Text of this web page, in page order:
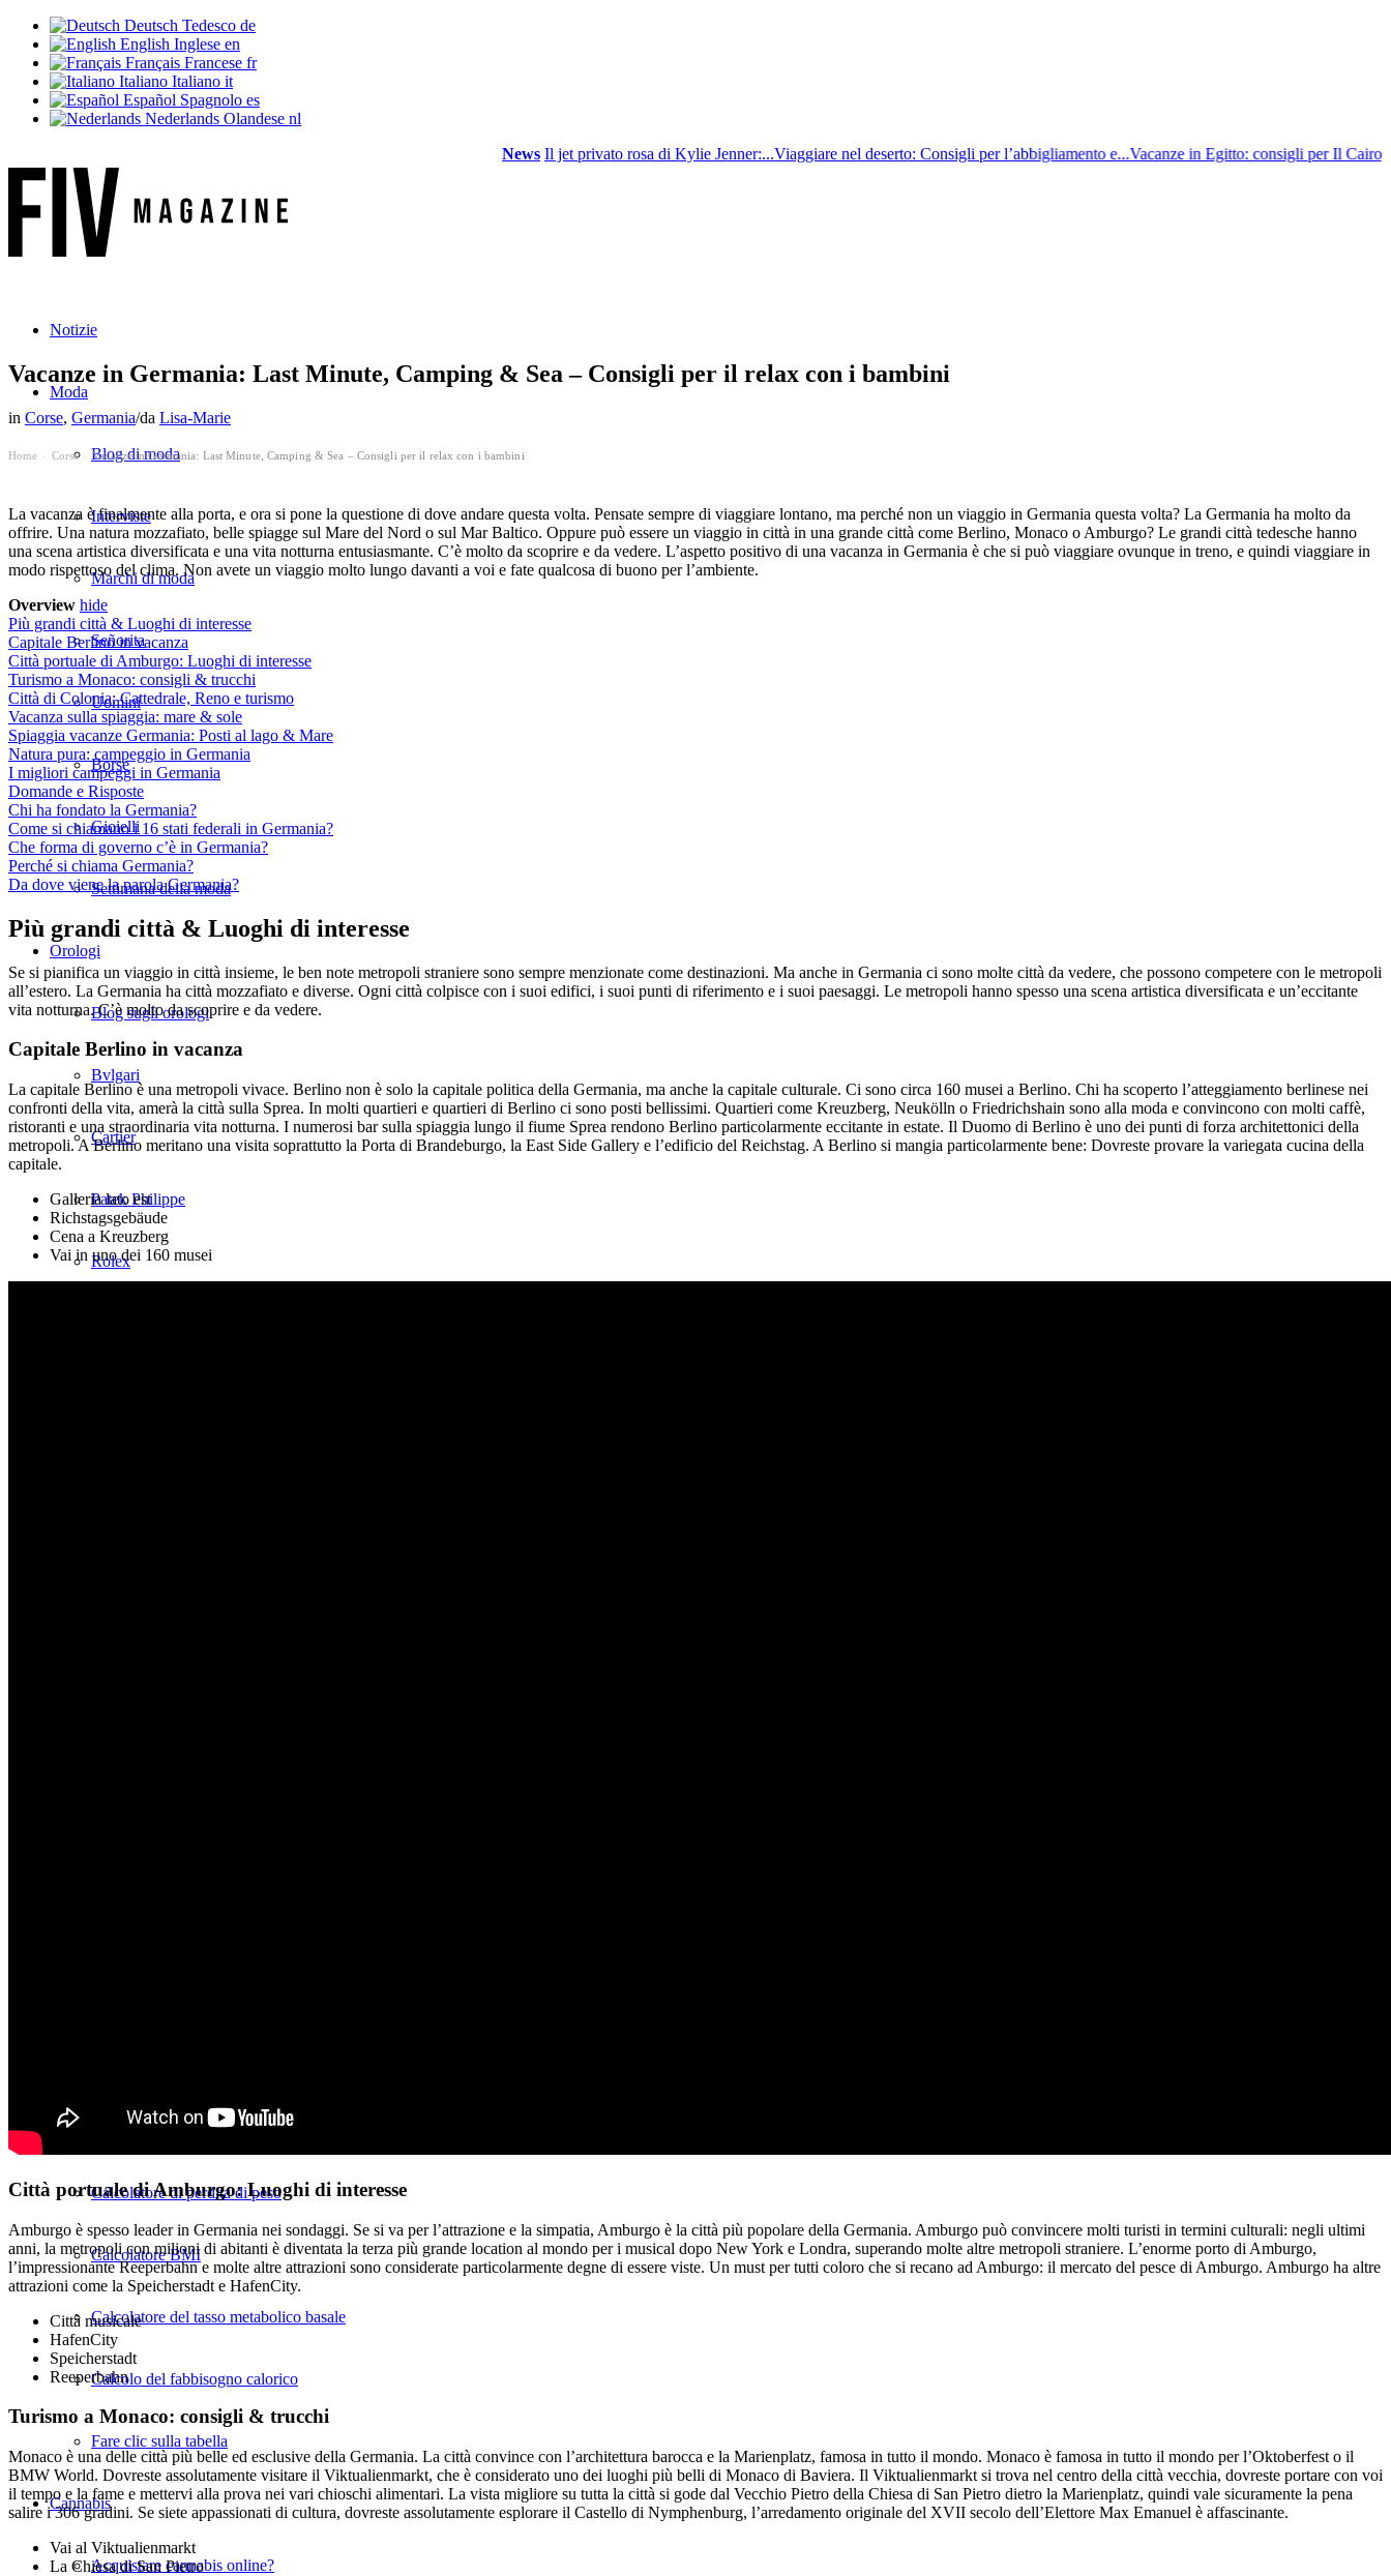
Deutsch Tedesco de
English Inglese en
Français Francese fr
Italiano Italiano it
Español Spagnolo es
Nederlands Olandese nl
News Il jet privato rosa di Kylie Jenner:...Viaggiare nel deserto: Consigli per l’abbigliamento e...Vacanze in Egitto: consigli per Il Cairo,...In
Notizie
Moda
Blog di moda
Interviste
Marchi di moda
Señorita
Uomini
Borse
Gioielli
Settimana della moda
Orologi
Blog sugli orologi
Bvlgari
Cartier
Patek Philippe
Rolex
Siringhe dimagranti
Calcolatore di perdita di peso
Calcolatore BMI
Calcolatore del tasso metabolico basale
Calcolo del fabbisogno calorico
Fare clic sulla tabella
Cannabis
Acquistare cannabis online?
Vacanze in Germania: Last Minute, Camping & Sea – Consigli per il relax con i bambini
in Corse, Germania/da Lisa-Marie
Home Corse Vacanze in Germania: Last Minute, Camping & Sea – Consigli per il relax con i bambini
La vacanza è finalmente alla porta, e ora si pone la questione di dove andare questa volta. Pensate sempre di viaggiare lontano, ma perché non un viaggio in Germania questa volta? La Germania ha molto da
offrire. Una natura mozzafiato, belle spiagge sul Mare del Nord o sul Mar Baltico. Oppure può essere un viaggio in città in una grande città come Berlino, Monaco o Amburgo? Le grandi città tedesche hanno
una scena artistica diversificata e una vita notturna entusiasmante. C’è molto da scoprire e da vedere. L’aspetto positivo di una vacanza in Germania è che si può viaggiare ovunque in treno, e quindi viaggiare in
modo rispettoso del clima. Non avete un viaggio molto lungo davanti a voi e fate qualcosa di buono per l’ambiente.
Overview hide
Più grandi città & Luoghi di interesse
Capitale Berlino in vacanza
Città portuale di Amburgo: Luoghi di interesse
Turismo a Monaco: consigli & trucchi
Città di Colonia: Cattedrale, Reno e turismo
Vacanza sulla spiaggia: mare & sole
Spiaggia vacanze Germania: Posti al lago & Mare
Natura pura: campeggio in Germania
I migliori campeggi in Germania
Domande e Risposte
Chi ha fondato la Germania?
Come si chiamano i 16 stati federali in Germania?
Che forma di governo c’è in Germania?
Perché si chiama Germania?
Da dove viene la parola Germania?
Più grandi città & Luoghi di interesse
Se si pianifica un viaggio in città insieme, le ben note metropoli straniere sono sempre menzionate come destinazioni. Ma anche in Germania ci sono molte città da vedere, che possono competere con le metropoli
all’estero. La Germania ha città mozzafiato e diverse. Ogni città colpisce con i suoi edifici, i suoi punti di riferimento e i suoi paesaggi. Le metropoli hanno spesso una scena artistica diversificata e un’eccitante
vita notturna. C’è molto da scoprire e da vedere.
Capitale Berlino in vacanza
La capitale Berlino è una metropoli vivace. Berlino non è solo la capitale politica della Germania, ma anche la capitale culturale. Ci sono circa 160 musei a Berlino. Chi ha scoperto l’atteggiamento berlinese nei
confronti della vita, amerà la città sulla Sprea. In molti quartieri e quartieri di Berlino ci sono posti bellissimi. Quartieri come Kreuzberg, Neukölln o Friedrichshain sono alla moda e convincono con molti caffè,
ristoranti e una straordinaria vita notturna. I numerosi bar sulla spiaggia lungo il fiume Sprea rendono Berlino particolarmente eccitante in estate. Il Duomo di Berlino è uno dei punti di forza architettonici della
metropoli. A Berlino meritano una visita soprattutto la Porta di Brandeburgo, la East Side Gallery e l’edificio del Reichstag. A Berlino si mangia particolarmente bene: Dovreste provare la variegata cucina della
capitale.
Galleria lato est
Richstagsgebäude
Cena a Kreuzberg
Vai in uno dei 160 musei
Città portuale di Amburgo: Luoghi di interesse
Amburgo è spesso leader in Germania nei sondaggi. Se si va per l’attrazione e la simpatia, Amburgo è la città più popolare della Germania. Amburgo può convincere molti turisti in termini culturali: negli ultimi
anni, la metropoli con milioni di abitanti è diventata la terza più grande location al mondo per i musical dopo New York e Londra, superando molte altre metropoli straniere. L’enorme porto di Amburgo,
l’impressionante Reeperbahn e molte altre attrazioni sono considerate particolarmente degne di essere viste. Un must per tutti coloro che si recano ad Amburgo: il mercato del pesce di Amburgo. Amburgo ha altre
attrazioni come la Speicherstadt e HafenCity.
Città musicale
HafenCity
Speicherstadt
Reeperbahn
Turismo a Monaco: consigli & trucchi
Monaco è una delle città più belle ed esclusive della Germania. La città convince con l’architettura barocca e la Marienplatz, famosa in tutto il mondo. Monaco è famosa in tutto il mondo per l’Oktoberfest o il
BMW World. Dovreste assolutamente visitare il Viktualienmarkt, che è considerato uno dei luoghi più belli di Monaco di Baviera. Il Viktualienmarkt si trova nel centro della città vecchia, dovreste portare con voi
il tempo e la fame e mettervi alla prova nei vari chioschi alimentari. La vista migliore su tutta la città si gode dal Vecchio Pietro della Chiesa di San Pietro dietro la Marienplatz, quindi vale sicuramente la pena
salire i 306 gradini. Se siete appassionati di cultura, dovreste assolutamente esplorare il Castello di Nymphenburg, l’arredamento originale del XVII secolo dell’Elettore Max Emanuel è affascinante.
Vai al Viktualienmarkt
La Chiesa di San Pietro